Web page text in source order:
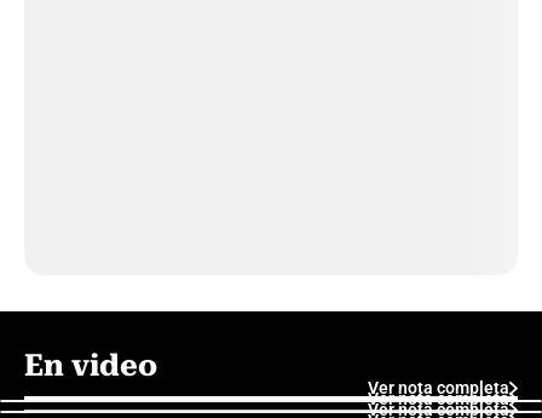
En video
Ver nota completa
Ver nota completa
Ver nota completa